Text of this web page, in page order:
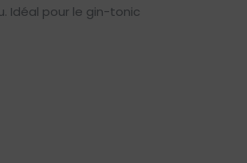
Idéal pour le gin-tonic